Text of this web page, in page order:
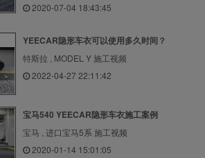
2020-07-04 18:43:45
YEECAR隐形车衣可以使用多久时间？
特斯拉 , MODEL Y 施工视频
2022-04-27 22:11:42
宝马540 YEECAR隐形车衣施工案例
宝马 , 进口宝马5系 施工视频
2020-01-14 15:01:05